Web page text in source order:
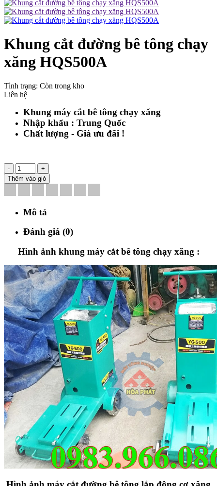
Khung cắt đường bê tông chạy
xăng HQS500A
Tình trạng: Còn trong kho
Liên hệ
Khung máy cắt bê tông chạy xăng
Nhập khẩu : Trung Quốc
Chất lượng - Giá ưu đãi !
-
+
Thêm vào giỏ
Mô tả
Đánh giá (0)
Hình ảnh khung máy cắt bê tông chạy xăng :